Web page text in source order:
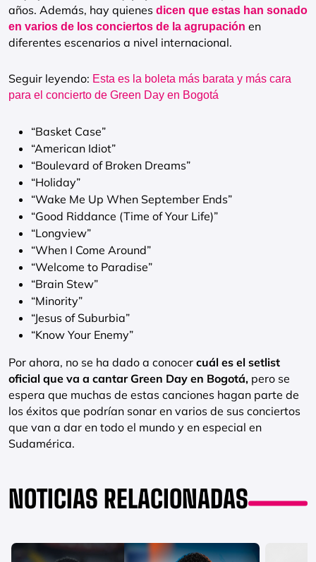
años. Además, hay quienes dicen que estas han sonado
en varios de los conciertos de la agrupación en
diferentes escenarios a nivel internacional.
Seguir leyendo: Esta es la boleta más barata y más cara
para el concierto de Green Day en Bogotá
“Basket Case”
“American Idiot”
“Boulevard of Broken Dreams”
“Holiday”
“Wake Me Up When September Ends”
“Good Riddance (Time of Your Life)”
“Longview”
“When I Come Around”
“Welcome to Paradise”
“Brain Stew”
“Minority”
“Jesus of Suburbia”
“Know Your Enemy”
Por ahora, no se ha dado a conocer cuál es el setlist
oficial que va a cantar Green Day en Bogotá, pero se
espera que muchas de estas canciones hagan parte de
los éxitos que podrían sonar en varios de sus conciertos
que van a dar en todo el mundo y en especial en
Sudamérica.
NOTICIAS RELACIONADAS